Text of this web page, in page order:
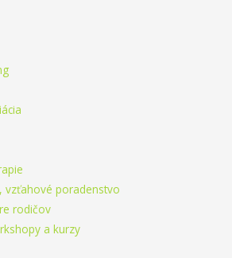
vzťahové poradenstvo
rodičov
a kurzy